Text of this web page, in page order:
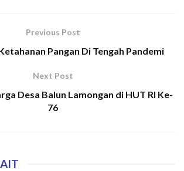
Previous Post
Pangan Di Tengah Pandemi
Next Post
Desa Balun Lamongan di HUT RI Ke-
76